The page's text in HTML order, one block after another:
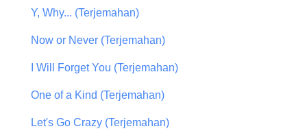
Y, Why... (Terjemahan)
Now or Never (Terjemahan)
I Will Forget You (Terjemahan)
One of a Kind (Terjemahan)
Let's Go Crazy (Terjemahan)